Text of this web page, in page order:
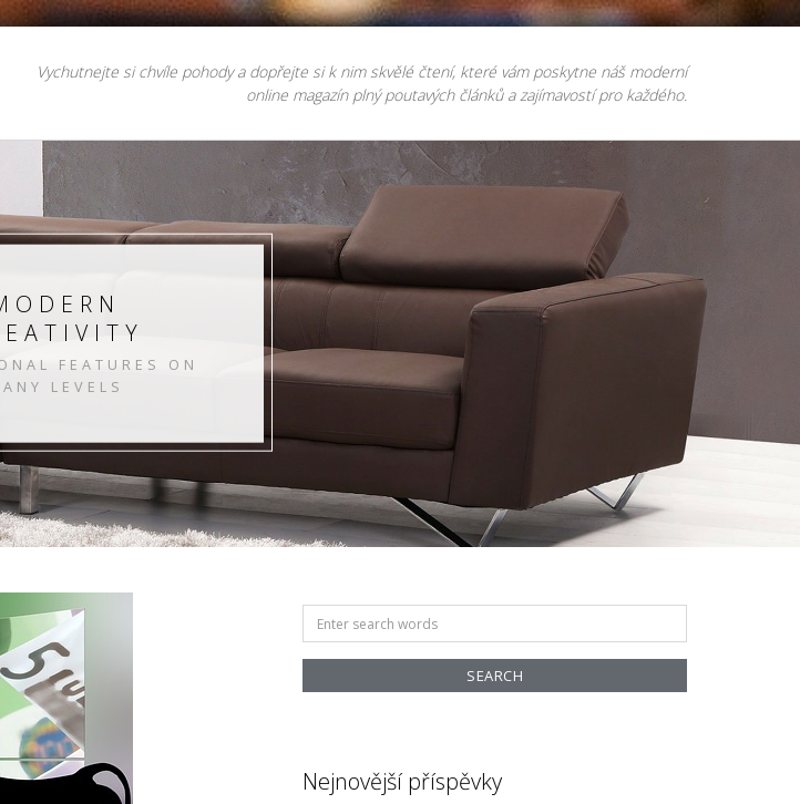
Vychutnejte si chvíle pohody a dopřejte si k nim skvělé čtení, které vám poskytne náš moderní
online magazín plný poutavých článků a zajímavostí pro každého.
FEATURES ON
LEVELS
Search
for:
Nejnovější příspěvky